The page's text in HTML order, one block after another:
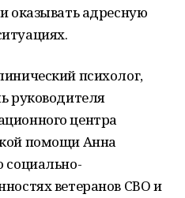
оказывать адресную
психолог,
руководителя
центра
помощи Анна
социально-
ветеранов СВО и